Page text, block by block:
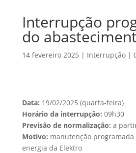
Interrupção
do
14 fevereiro 2025 | Interrupção|
Data: 19/02/2025 (quarta-feira)
Horário da interrupção: 09h30
Previsão de normalização: a
Motivo: manutenção
energia da Elektro